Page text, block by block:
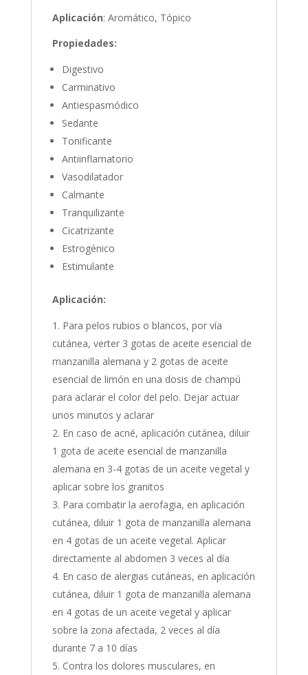
Aplicación: Aromático, Tópico
Propiedades:
Digestivo
Carminativo
Antiespasmódico
Sedante
Tonificante
Antiinflamatorio
Vasodilatador
Calmante
Tranquilizante
Cicatrizante
Estrogénico
Estimulante
Aplicación:
Para pelos rubios o blancos, por vía
cutánea, verter 3 gotas de aceite esencial de
manzanilla alemana y 2 gotas de aceite
esencial de limón en una dosis de champú
para aclarar el color del pelo. Dejar actuar
unos minutos y aclarar
En caso de acné, aplicación cutánea, diluir
1 gota de aceite esencial de manzanilla
alemana en 3-4 gotas de un aceite vegetal y
aplicar sobre los granitos
Para combatir la aerofagia, en aplicación
cutánea, diluir 1 gota de manzanilla alemana
en 4 gotas de un aceite vegetal. Aplicar
directamente al abdomen 3 veces al día
En caso de alergias cutáneas, en aplicación
cutánea, diluir 1 gota de manzanilla alemana
en 4 gotas de un aceite vegetal y aplicar
sobre la zona afectada, 2 veces al día
durante 7 a 10 días
Contra los dolores musculares, en